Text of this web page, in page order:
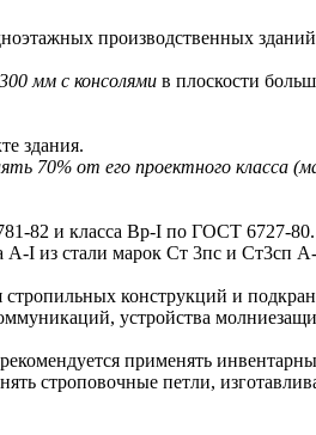
производственных
мм с консолями в плоскости
здания.
от его проектного класса
82 и класса Bp-I по ГОСТ 6727-80.
A-I из стали марок Ст 3пс и
конструкций и
устройства
применять
строповочные петли,